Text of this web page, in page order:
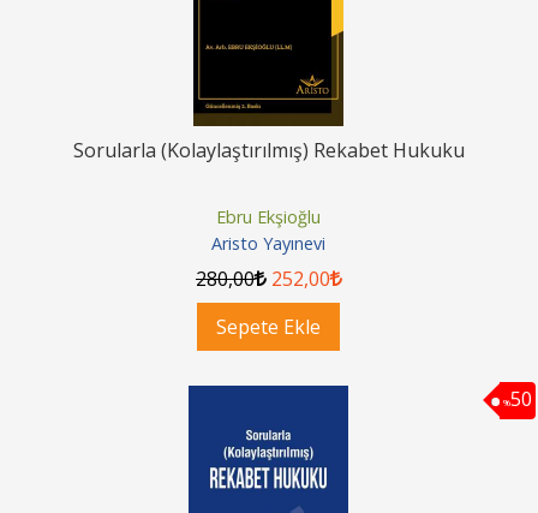
Sorularla (Kolaylaştırılmış) Rekabet Hukuku
Ebru Ekşioğlu
Aristo Yayınevi
280,00 252,00
Sepete Ekle
%50